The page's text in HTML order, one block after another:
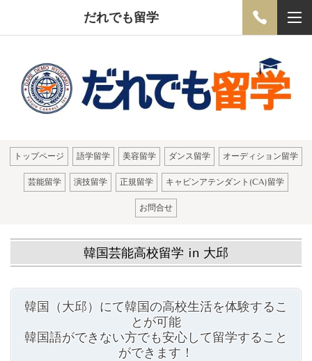
だれでも留学
トップページ 語学留学 美容留学 ダンス留学 オーディション留学
芸能留学 演技留学 正規留学 キャビンアテンダント(CA)留学
お問合せ
韓国芸能高校留学 in 大邱
韓国（大邱）にて韓国の高校生活を体験するこ
とが可能
韓国語ができない方でも安心して留学すること
ができます！